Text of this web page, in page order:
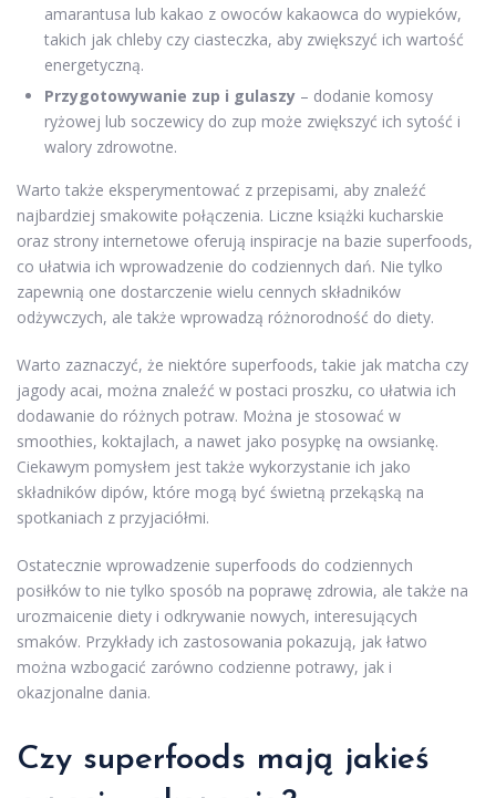
amarantusa lub kakao z owoców kakaowca do wypieków,
takich jak chleby czy ciasteczka, aby zwiększyć ich wartość
energetyczną.
Przygotowywanie zup i gulaszy – dodanie komosy
ryżowej lub soczewicy do zup może zwiększyć ich sytość i
walory zdrowotne.
Warto także eksperymentować z przepisami, aby znaleźć
najbardziej smakowite połączenia. Liczne książki kucharskie
oraz strony internetowe oferują inspiracje na bazie superfoods,
co ułatwia ich wprowadzenie do codziennych dań. Nie tylko
zapewnią one dostarczenie wielu cennych składników
odżywczych, ale także wprowadzą różnorodność do diety.
Warto zaznaczyć, że niektóre superfoods, takie jak matcha czy
jagody acai, można znaleźć w postaci proszku, co ułatwia ich
dodawanie do różnych potraw. Można je stosować w
smoothies, koktajlach, a nawet jako posypkę na owsiankę.
Ciekawym pomysłem jest także wykorzystanie ich jako
składników dipów, które mogą być świetną przekąską na
spotkaniach z przyjaciółmi.
Ostatecznie wprowadzenie superfoods do codziennych
posiłków to nie tylko sposób na poprawę zdrowia, ale także na
urozmaicenie diety i odkrywanie nowych, interesujących
smaków. Przykłady ich zastosowania pokazują, jak łatwo
można wzbogacić zarówno codzienne potrawy, jak i
okazjonalne dania.
Czy superfoods mają jakieś